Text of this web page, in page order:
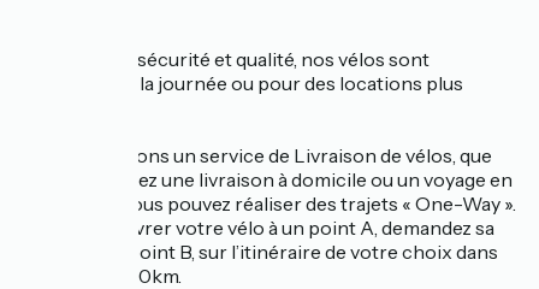
Garantissant sécurité et qualité, nos vélos sont
disponibles à la journée ou pour des locations plus
Nous proposons un service de Livraison de vélos, que
vous choisissez une livraison à domicile ou un voyage en
itinérance : vous pouvez réaliser des trajets « One-Way ».
Faites-vous livrer votre vélo à un point A, demandez sa
reprise à un point B, sur l’itinéraire de votre choix dans
un rayon de 90km.